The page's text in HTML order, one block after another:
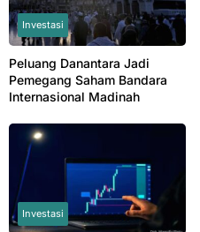
Investasi
Peluang Danantara Jadi
Pemegang Saham Bandara
Internasional Madinah
Investasi